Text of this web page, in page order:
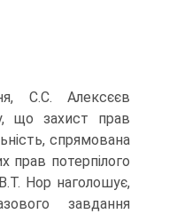
С.С. Алексєєв
що захист прав
спрямована
прав потерпілого
Нор наголошує,
завдання